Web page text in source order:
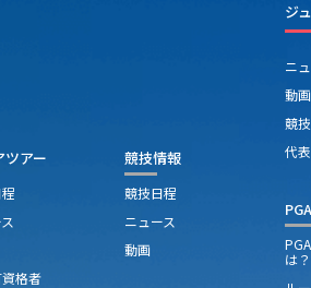
ツアー
格者
競技情報
競技日程
ニュース
動画
ジ
ニ
動画
競
代
は？